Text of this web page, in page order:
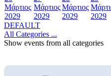
Μάρτιος
2029
Μάρτιος
2029
Μάρτιος
2029
2029
DEFAULT
All Categories ...
Show events from all categories